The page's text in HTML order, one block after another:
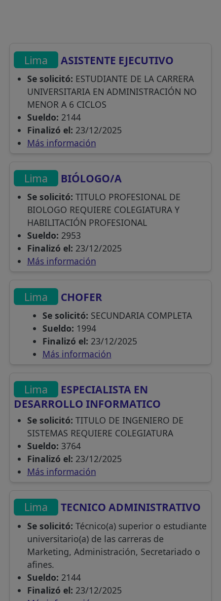
Lima ASISTENTE EJECUTIVO
Se solicitó: ESTUDIANTE DE LA CARRERA
UNIVERSITARIA EN ADMINISTRACIÓN NO
MENOR A 6 CICLOS
Sueldo: 2144
Finalizó el: 23/12/2025
Más información
Lima BIÓLOGO/A
Se solicitó: TITULO PROFESIONAL DE
BIOLOGO REQUIERE COLEGIATURA Y
HABILITACIÓN PROFESIONAL
Sueldo: 2953
Finalizó el: 23/12/2025
Más información
Lima CHOFER
Se solicitó: SECUNDARIA COMPLETA
Sueldo: 1994
Finalizó el: 23/12/2025
Más información
Lima
ESPECIALISTA EN
DESARROLLO INFORMATICO
Se solicitó: TITULO DE INGENIERO DE
SISTEMAS REQUIERE COLEGIATURA
Sueldo: 3764
Finalizó el: 23/12/2025
Más información
Lima TECNICO ADMINISTRATIVO
Se solicitó: Técnico(a) superior o estudiante
universitario(a) de las carreras de
Marketing, Administración, Secretariado o
afines.
Sueldo: 2144
Finalizó el: 23/12/2025